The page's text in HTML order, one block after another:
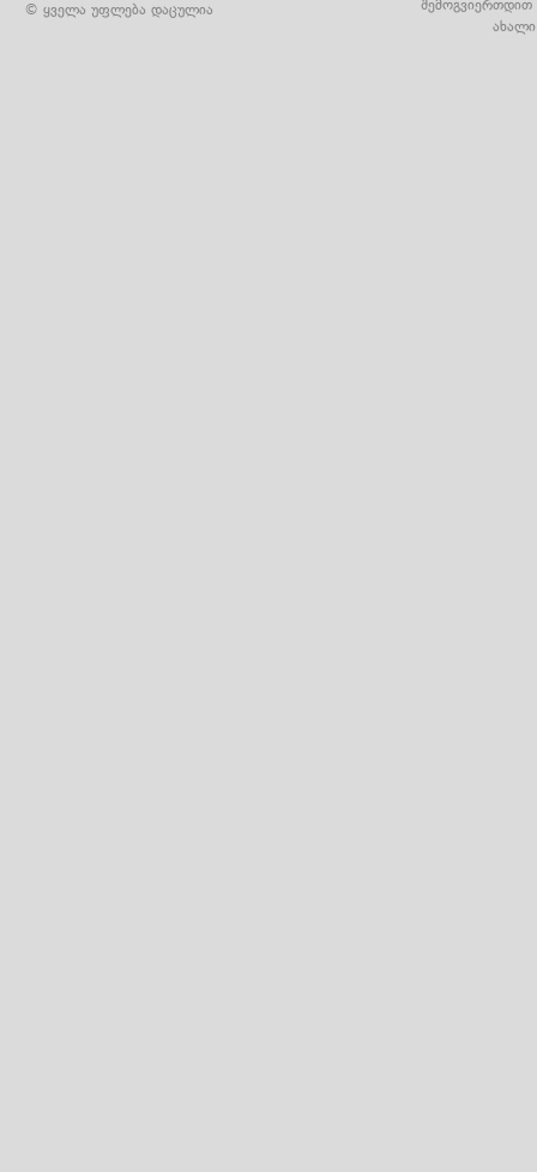
© ყველა უფლება დაცულია
შემოგვიერთდით
ახალი